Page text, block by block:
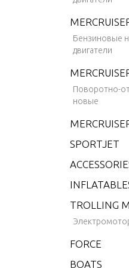
Бензиновые
двигатели
Поворотно-
новые
SPORTJET
TROLLING
FORCE
BOATS